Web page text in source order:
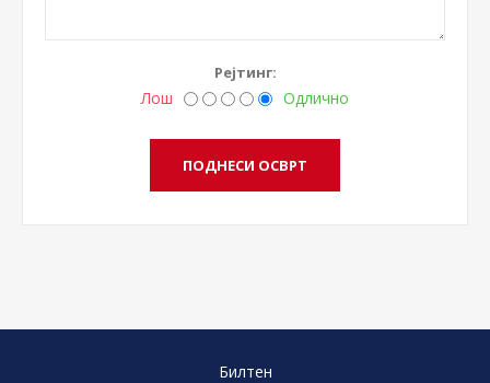
Рејтинг:
Лош Одлично
Билтен